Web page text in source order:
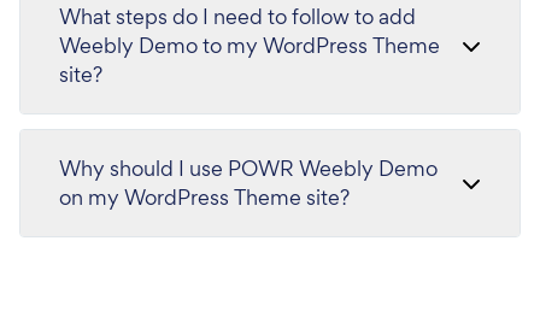
What steps do I need to follow to add
Weebly Demo to my WordPress Theme
site?
Why should I use POWR Weebly Demo
on my WordPress Theme site?